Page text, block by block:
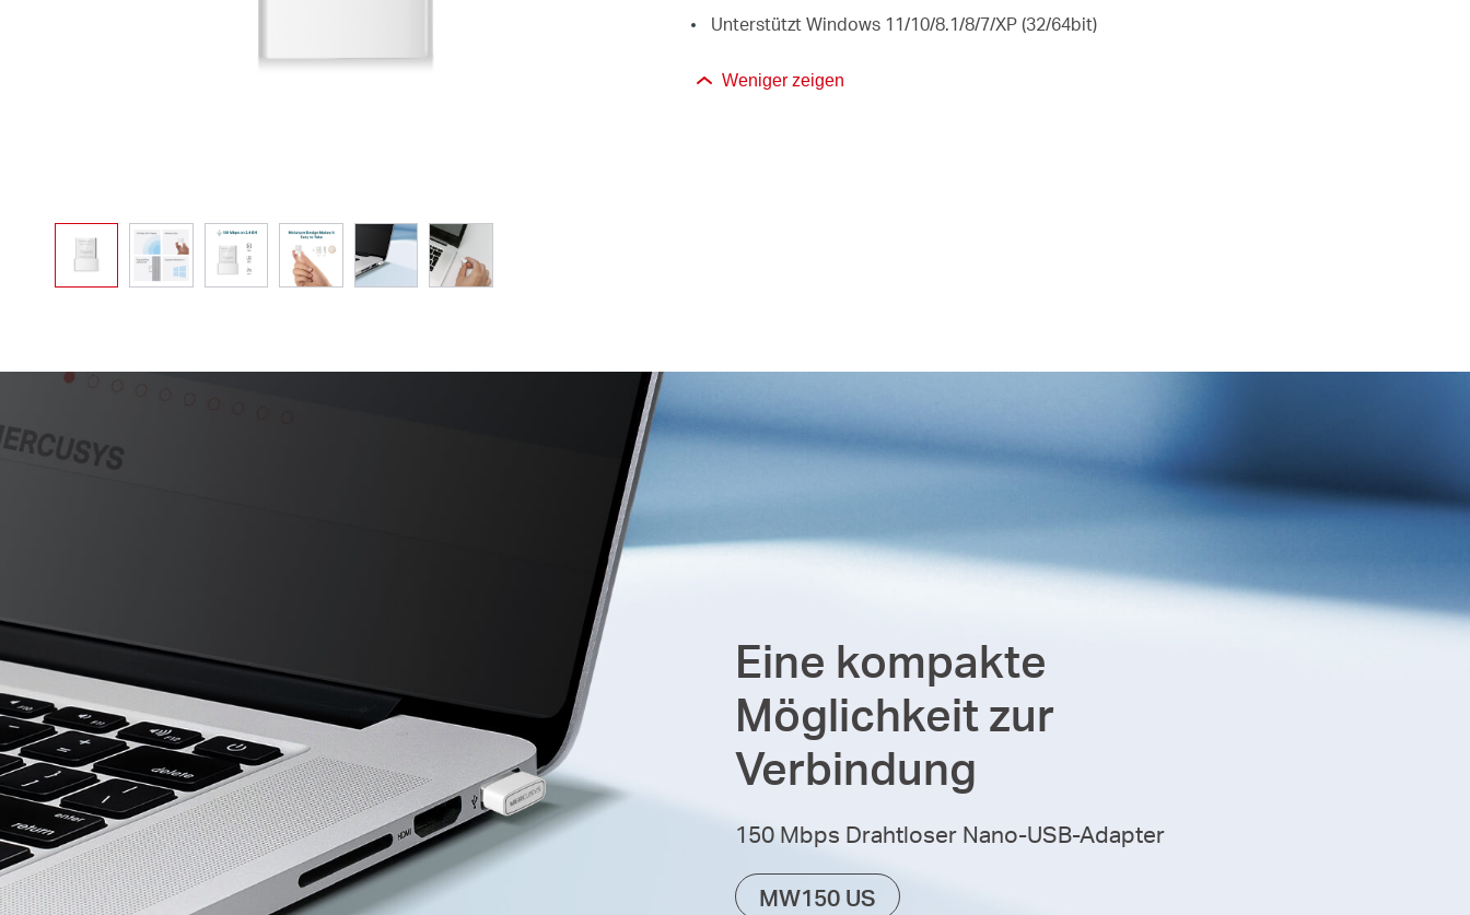
Unterstützt Windows 11/10/8.1/8/7/XP (32/64bit)
Weniger zeigen
Eine kompakte
Möglichkeit zur
Verbindung
150 Mbps Drahtloser Nano-USB-Adapter
MW150 US